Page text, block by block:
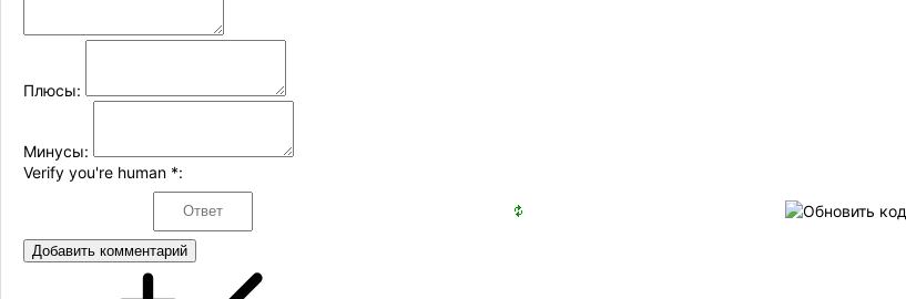
Плюсы:
Минусы:
Verify you're human *:
Добавить комментарий